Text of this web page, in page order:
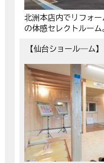
北洲本店内でリフォ
の体感セレクトルーム
【仙台ショール―ム】